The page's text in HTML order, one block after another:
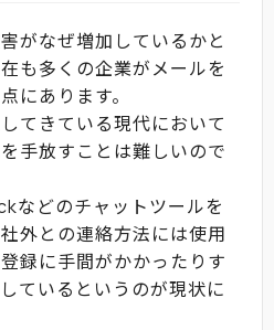
がなぜ増加しているかと
も多くの企業がメールを
にあります。
てきている現代において
手放すことは難しいので
などのチャットツールを
外との連絡方法には使用
録に手間がかかったりす
ているというのが現状に